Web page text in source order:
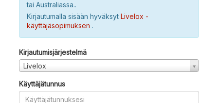
tai Australiassa..
Kirjautumalla sisään hyväksyt Livelox -
käyttäjäsopimuksen .
Kirjautumisjärjestelmä
Livelox
Käyttäjätunnus